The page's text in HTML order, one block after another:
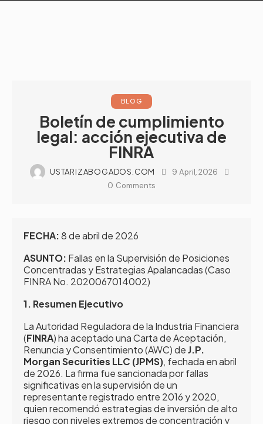
BLOG
Boletín de cumplimiento
legal: acción ejecutiva de
FINRA
USTARIZABOGADOS.COM
9 April, 2026
0 Comments
FECHA:8 de abril de 2026
ASUNTO: Fallas en la Supervisión de Posiciones
Concentradas y Estrategias Apalancadas (Caso
FINRA No. 2020067014002)
1. Resumen Ejecutivo
La Autoridad Reguladora de la Industria Financiera
(FINRA) ha aceptado una Carta de Aceptación,
Renuncia y Consentimiento (AWC) deJ.P.
Morgan Securities LLC (JPMS), fechada en abril
de 2026. La firma fue sancionada por fallas
significativas en la supervisión de un
representante registrado entre 2016 y 2020,
quien recomendó estrategias de inversión de alto
riesgo con niveles extremos de concentración y